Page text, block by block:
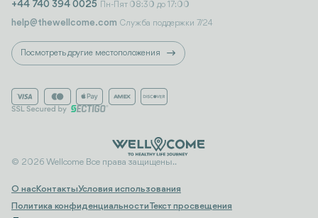
+44 740 394 0025 Пн-Пят 08:30 до 17:00
help@thewellcome.com Служба поддержки 7/24
Посмотреть другие местоположения
© 2026 Wellcome Все права защищены..
О насКонтактыУсловия использования
Политика конфиденциальностиТекст просвещения